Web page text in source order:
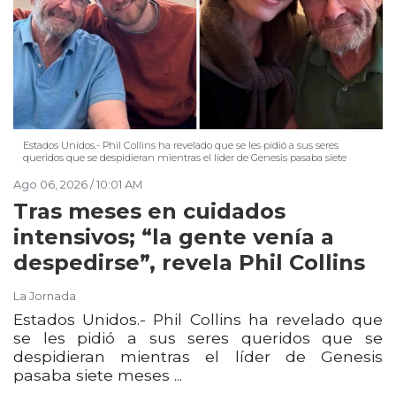
Estados Unidos.- Phil Collins ha revelado que se les pidió a sus seres
queridos que se despidieran mientras el líder de Genesis pasaba siete
Ago 06, 2026 / 10:01 AM
Tras meses en cuidados
intensivos; “la gente venía a
despedirse”, revela Phil Collins
La Jornada
Estados Unidos.- Phil Collins ha revelado que
se les pidió a sus seres queridos que se
despidieran mientras el líder de Genesis
pasaba siete meses ...